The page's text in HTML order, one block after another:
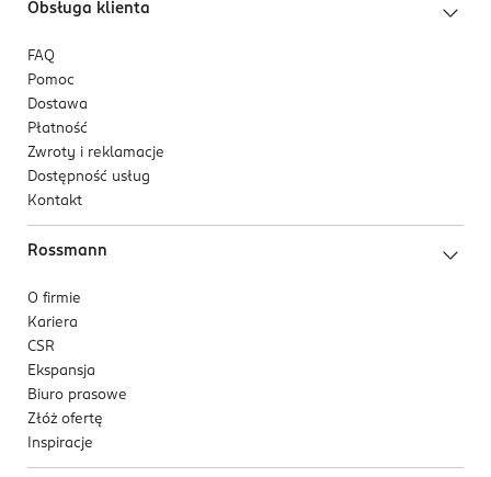
Obsługa klienta
FAQ
Pomoc
Dostawa
Płatność
Zwroty i reklamacje
Dostępność usług
Kontakt
Rossmann
O firmie
Kariera
CSR
Ekspansja
Biuro prasowe
Złóż ofertę
Inspiracje